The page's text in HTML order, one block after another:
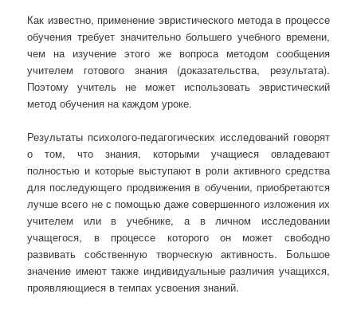
Как известно, применение эвристического метода в процессе
обучения требует значительно большего учебного времени,
чем на изучение этого же вопроса методом сообщения
учителем готового знания (доказательства, результата).
Поэтому учитель не может использовать эвристический
метод обучения на каждом уроке.
Результаты психолого-педагогических исследований говорят
о том, что знания, которыми учащиеся овладевают
полностью и которые выступают в роли активного средства
для последующего продвижения в обучении, приобретаются
лучше всего не с помощью даже совершенного изложения их
учителем или в учебнике, а в личном исследовании
учащегося, в процессе которого он может свободно
развивать собственную творческую активность. Большое
значение имеют также индивидуальные различия учащихся,
проявляющиеся в темпах усвоения знаний.